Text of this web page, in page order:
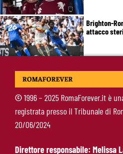
Brighton-
attacco
McKennie
ROMAFOREVER
©1996 – 2025 RomaForever.it è
registrata presso il Tribunale di
20/06/2024
Direttore responsabile: Melissa